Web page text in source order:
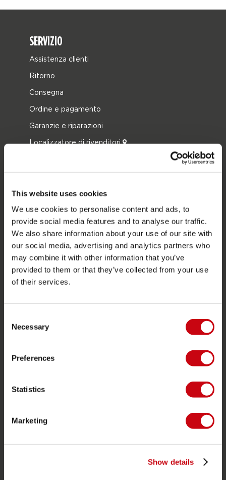
This website uses cookies
We use cookies to personalise content and ads, to
provide social media features and to analyse our traffic.
We also share information about your use of our site with
our social media, advertising and analytics partners who
may combine it with other information that you’ve
provided to them or that they’ve collected from your use
of their services.
Selection
Necessary
Preferences
Statistics
Marketing
Show details
SERVIZIO
Assistenza clienti
Ritorno
Consegna
Ordine e pagamento
Garanzie e riparazioni
Localizzatore di rivenditori
Interesse del rivenditore
CATEGORIE DI PRODOTTO
2026 Collection
Giubotti salvataggio
Mute
Wake
Kneeboarding